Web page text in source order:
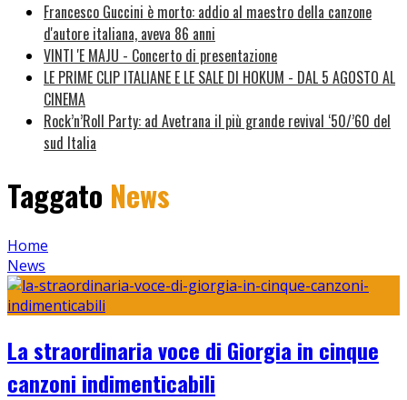
Francesco Guccini è morto: addio al maestro della canzone
d'autore italiana, aveva 86 anni
VINTI 'E MAJU - Concerto di presentazione
LE PRIME CLIP ITALIANE E LE SALE DI HOKUM - DAL 5 AGOSTO AL
CINEMA
Rock’n’Roll Party: ad Avetrana il più grande revival ‘50/’60 del
sud Italia
Taggato News
Home
News
La straordinaria voce di Giorgia in cinque
canzoni indimenticabili